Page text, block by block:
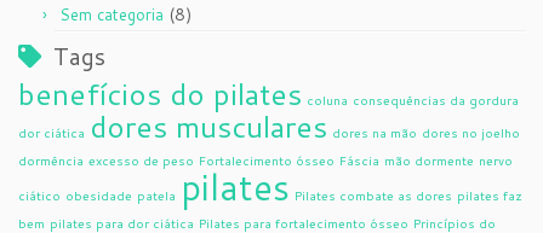
Sem categoria (8)
Tags
benefícios do pilates coluna consequências da gordura
dor ciática dores musculares dores na mão dores no joelho
dormência excesso de peso Fortalecimento ósseo Fáscia mão dormente nervo
ciático obesidade patela pilates Pilates combate as dores pilates faz
bem pilates para dor ciática Pilates para fortalecimento ósseo Princípios do